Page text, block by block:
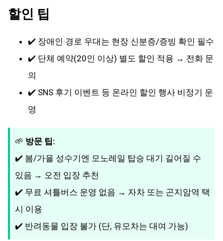
할인 팁
✔️ 장애인·경로 우대는 현장 신분증/증빙 확인 필수
✔️ 단체 예약(20인 이상) 별도 할인 적용 → 전화 문
의
✔️ SNS 후기 이벤트 등 온라인 할인 행사 비정기 운
영
🌱 방문 팁:
✔️ 봄/가을 성수기엔 모노레일 탑승 대기 길어질 수
있음 → 오전 입장 추천
✔️ 무료 셔틀버스 운영 없음 → 자차 또는 곤지암역 택
시 이용
✔️ 반려동물 입장 불가 (단, 유모차는 대여 가능)